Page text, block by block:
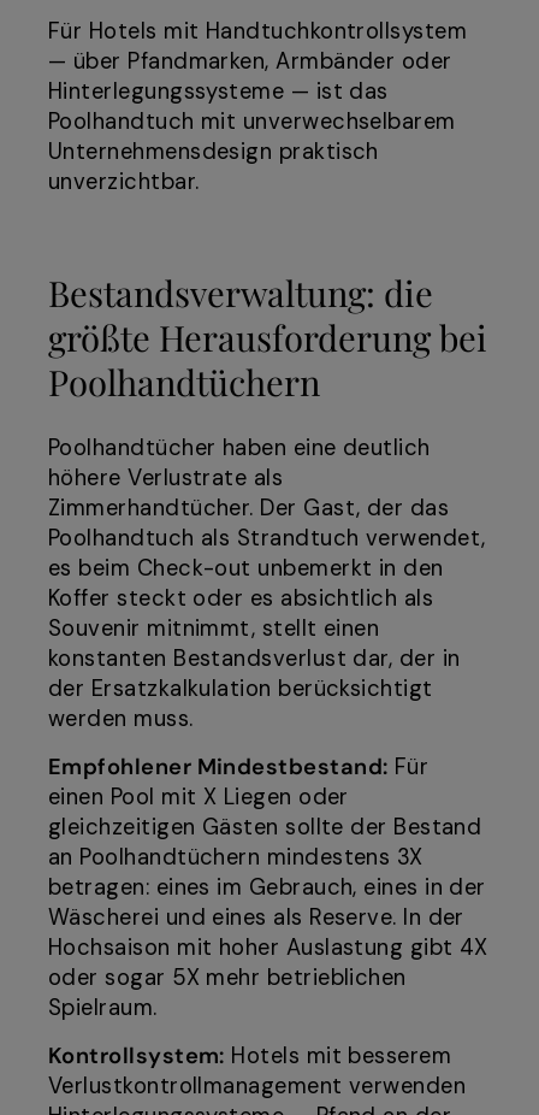
Für Hotels mit Handtuchkontrollsystem
— über Pfandmarken, Armbänder oder
Hinterlegungssysteme — ist das
Poolhandtuch mit unverwechselbarem
Unternehmensdesign praktisch
unverzichtbar.
Bestandsverwaltung: die
größte Herausforderung bei
Poolhandtüchern
Poolhandtücher haben eine deutlich
höhere Verlustrate als
Zimmerhandtücher. Der Gast, der das
Poolhandtuch als Strandtuch verwendet,
es beim Check-out unbemerkt in den
Koffer steckt oder es absichtlich als
Souvenir mitnimmt, stellt einen
konstanten Bestandsverlust dar, der in
der Ersatzkalkulation berücksichtigt
werden muss.
Empfohlener Mindestbestand: Für
einen Pool mit X Liegen oder
gleichzeitigen Gästen sollte der Bestand
an Poolhandtüchern mindestens 3X
betragen: eines im Gebrauch, eines in der
Wäscherei und eines als Reserve. In der
Hochsaison mit hoher Auslastung gibt 4X
oder sogar 5X mehr betrieblichen
Spielraum.
Kontrollsystem: Hotels mit besserem
Verlustkontrollmanagement verwenden